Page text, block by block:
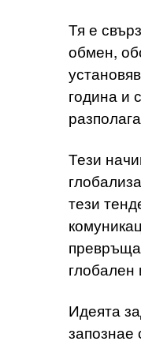
Тя е
обмен,
година и
Тези
тези
глобален
Идеята
запознае